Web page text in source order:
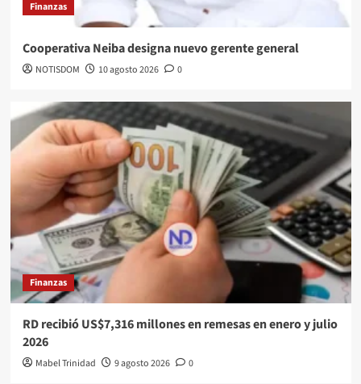
Finanzas
Cooperativa Neiba designa nuevo gerente general
NOTISDOM 10 agosto 2026 0
Finanzas
RD recibió US$7,316 millones en remesas en enero y julio
2026
Mabel Trinidad 9 agosto 2026 0